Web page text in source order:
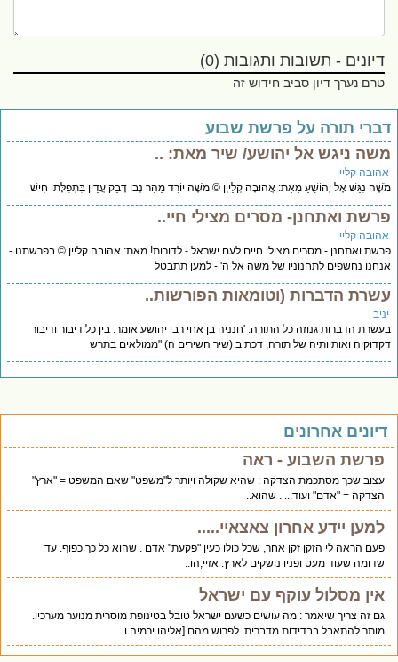
דיונים - תשובות ותגובות (0)
טרם נערך דיון סביב חידוש זה
תורה על פרשת שבוע
ניגש אל יהושע/ שיר מאת: ..
קליין
נִגַּשׁ אֶל יְהוֹשֻׁעַ מֵאֵת: אֲהוּבָה קְלַייְן © מֹשֶׁה יוֹרֵד מֵהַר נְבוֹ דָּבֵק עֲדַיִן בִּתְפִלָּתוֹ חִישׁ
ואתחנן- מסרים מצילי חיי..
קליין
ואתחנן - מסרים מצילי חיים לעם ישראל - לדורות! מאת: אהובה קליין © בפרשתנו -
נחשפים לתחנוניו של משה אל ה' - למען תתבטל
הדברות (וטומאות הפורשות..
הדברות גנוזה כל התורה: 'חנניה בן אחי רבי יהושע אומר: בין כל דיבור ודיבור
ואותיותיה של תורה, דכתיב (שיר השירים ה) "ממולאים בתרש
אחרונים
פרשת השבוע - ראה
עצוב שכך מסתכמת הצדקה : שהיא שקולה ויותר ל"משפט" שאם המשפט = "ארץ"
הצדקה = "אדם" ועוד... . שהוא..
למען יידע אחרון צאצאיי.....
פעם הראה לי הזקן זקן אחר, שכל כולו כעין "פקעת" אדם . שהוא כל כך כפוף. עד
שדומה שעוד מעט ופניו נושקים לארץ. אזיי,הו..
אין מסלול עוקף עם ישראל
גם זה צריך שיאמר : מה עושים כשעם ישראל טובל בטינופת מוסרית מנוער מערכיו.
מותר להתאבל בבדידות מדברית. לפרוש מהם [אליהו ירמיה ו..